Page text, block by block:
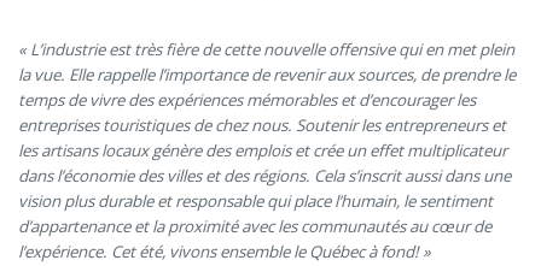
« L’industrieest très fière de cette nouvelle offensive qui en met plein
la vue. Elle rappelle l’importance de revenir aux sources, de prendre le
temps de vivre des expériences mémorables et d’encourager les
entreprises touristiques de chez nous. Soutenir les entrepreneurs et
les artisans locaux génère des emplois et crée un effet multiplicateur
dans l’économie des villes et des régions. Cela s’inscrit aussi dans une
vision plus durable et responsable qui place l’humain, le sentiment
d’appartenance et la proximité avec les communautés au cœur de
l’expérience. Cet été, vivons ensemble le Québec à fond! »